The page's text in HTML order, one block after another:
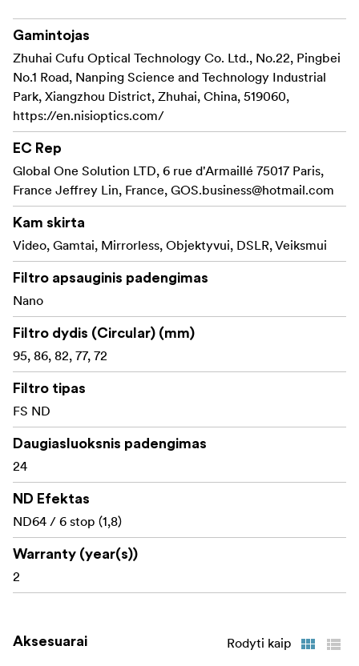
Pagrindinės „NiSi JETMAG“ filtrų savybės:
Greitas magnetinis tvirtinimas:Dėl magnetinės
konstrukcijos filtrus lengva uždėti ir nuimti, o tai
sutaupo laiko greito tempo fotografavimo
situacijose.
Stabilus fiksavimo mechanizmas:Patentuota
fiksavimo konstrukcija užtikrina filtrų saugumą,
netgi sukraunant kelis filtrus dinamiškoje aplinkoje.
Itin ploni rėmeliai:
Vengia vinjetavimo
plačiakampiais objektyvais, leidžia gauti ryškius,
aiškius kadrus be kraštų iškraipymų.
tipas turi spalvą atitinkančią rankeną, kad būtų
Išlaisvinkite savo kūrybinį procesą su NiSi JETMAG
filtrais – sukurtais greičiui, tikslumui ir ilgaamžiškumui.
Kas yra dėžutėje:
Pastaba!Reikalingas NiSi JetMag Pro 95 adapterio
žiedas!
Gamintojas
Zhuhai Cufu Optical Technology Co. Ltd., No.22, Pingbei
No.1 Road, Nanping Science and Technology Industrial
Park, Xiangzhou District, Zhuhai, China, 519060,
https://en.nisioptics.com/
EC Rep
Global One Solution LTD, 6 rue d'Armaillé 75017 Paris,
France Jeffrey Lin, France, GOS.business@hotmail.com
Kam skirta
Video, Gamtai, Mirrorless, Objektyvui, DSLR, Veiksmui
Filtro apsauginis padengimas
Nano
Filtro dydis (Circular) (mm)
95, 86, 82, 77, 72
Filtro tipas
FS ND
Daugiasluoksnis padengimas
24
ND Efektas
ND64 / 6 stop (1,8)
Warranty (year(s))
2
Aksesuarai Rodyti kaip